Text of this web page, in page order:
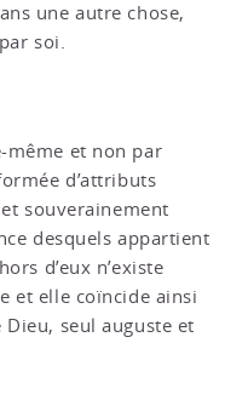
une autre chose,
soi.
même et non par
d’attributs
souverainement
desquels appartient
d’eux n’existe
et elle coïncide ainsi
Dieu, seul auguste et